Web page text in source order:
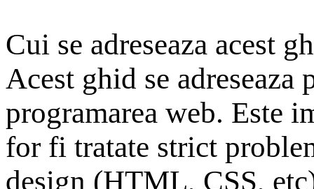
Cui se adreseaza acest
Acest ghid se adreseaza
programarea web. Este
for fi tratate strict
design (HTML, CSS,